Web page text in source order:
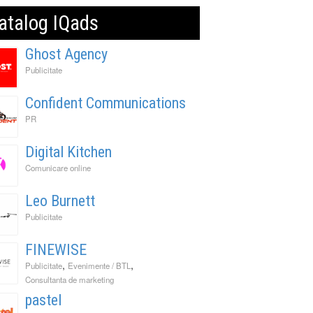
IQads
Ghost Agency
Publicitate
Confident Communications
PR
Digital Kitchen
Comunicare online
Leo Burnett
Publicitate
FINEWISE
Publicitate, Evenimente / BTL ,
Consultanta de marketing
pastel